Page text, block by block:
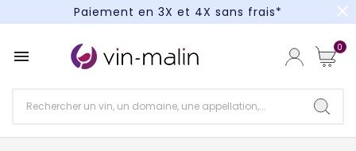
Un kit cocktail à gagner : tentez votre chance !
Un kit cocktail à gagner : tentez votre chance !
close
 0